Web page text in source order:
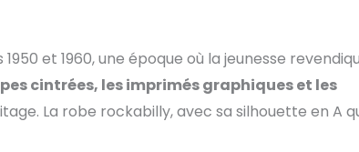
et 1960, une époque où la jeunesse
cintrées, les imprimés graphiques et les
La robe rockabilly, avec sa silhouette en A